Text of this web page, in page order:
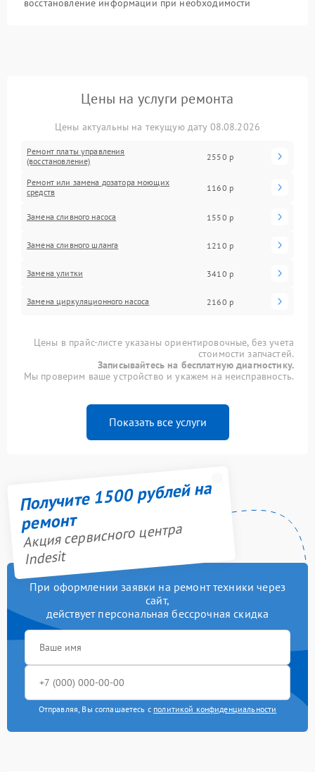
восстановление информации при необходимости
Цены на услуги ремонта
Цены актуальны на текущую дату 08.08.2026
Ремонт платы управления
(восстановление)
2550 р
Ремонт или замена дозатора моющих
средств
1160 р
Замена сливного насоса 1550 р
Замена сливного шланга 1210 р
Замена улитки 3410 р
Замена циркуляционного насоса 2160 р
Цены в прайс-листе указаны ориентировочные, без учета
стоимости запчастей.
Записывайтесь на бесплатную диагностику.
Мы проверим ваше устройство и укажем на неисправность.
Показать все услуги
Получите 1500 рублей на
ремонт
Акция сервисного центра
Indesit
При оформлении заявки на ремонт техники через
сайт,
действует персональная бессрочная скидка
Отправляя, Вы соглашаетесь с политикой конфиденциальности